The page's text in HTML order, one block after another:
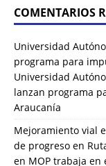
COMENTARIOS
Universidad
programa para
Universidad
lanzan programa
Araucanía
Mejoramiento vial
de progreso en
en MOP trabaja